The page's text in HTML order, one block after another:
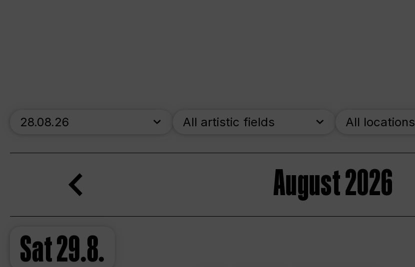
skip_calendar_timeline
Search
All artistic fields All locations
August 2026
Sat29.8.